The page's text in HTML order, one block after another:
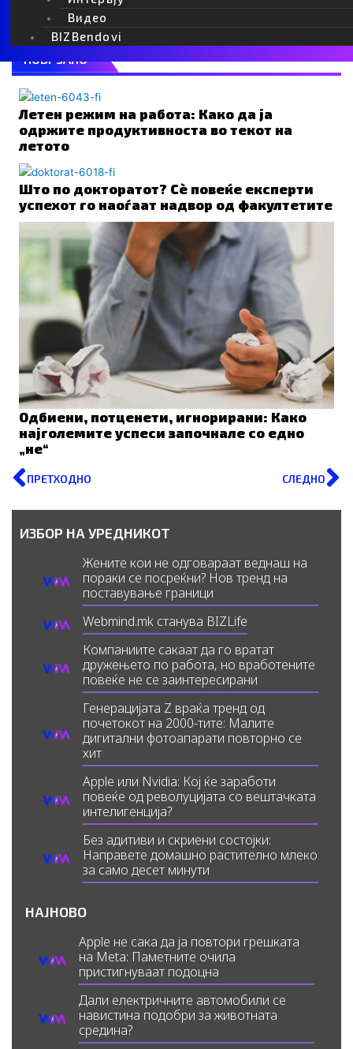
Видео
BIZBendovi
ПОВРЗАНО
Летен режим на работа: Како да ја
одржите продуктивноста во текот на
летото
Што по докторатот? Сè повеќе експерти
успехот го наоѓаат надвор од факултетите
Одбиени, потценети, игнорирани: Како
најголемите успеси започнале со едно
„не“
Prev
ПРЕТХОДНО СЛЕДНО
ИЗБОР НА УРЕДНИКОТ
Жените кои не одговараат веднаш на
пораки се посреќни? Нов тренд на
поставување граници
Webmind.mk станува BIZLife
Компаниите сакаат да го вратат
дружењето по работа, но вработените
повеќе не се заинтересирани
Генерацијата Z враќа тренд од
почетокот на 2000-тите: Малите
дигитални фотоапарати повторно се
хит
Apple или Nvidia: Кој ќе заработи
повеќе од револуцијата со вештачката
интелигенција?
Без адитиви и скриени состојки:
Направете домашно растително млеко
за само десет минути
НАЈНОВО
Apple не сака да ја повтори грешката
на Meta: Паметните очила
пристигнуваат подоцна
Дали електричните автомобили се
навистина подобри за животната
средина?